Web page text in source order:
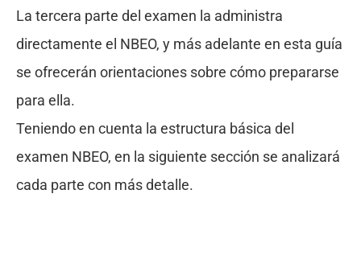
La tercera parte del examen la administra
directamente el NBEO, y más adelante en esta guía
se ofrecerán orientaciones sobre cómo prepararse
para ella.
Teniendo en cuenta la estructura básica del
examen NBEO, en la siguiente sección se analizará
cada parte con más detalle.